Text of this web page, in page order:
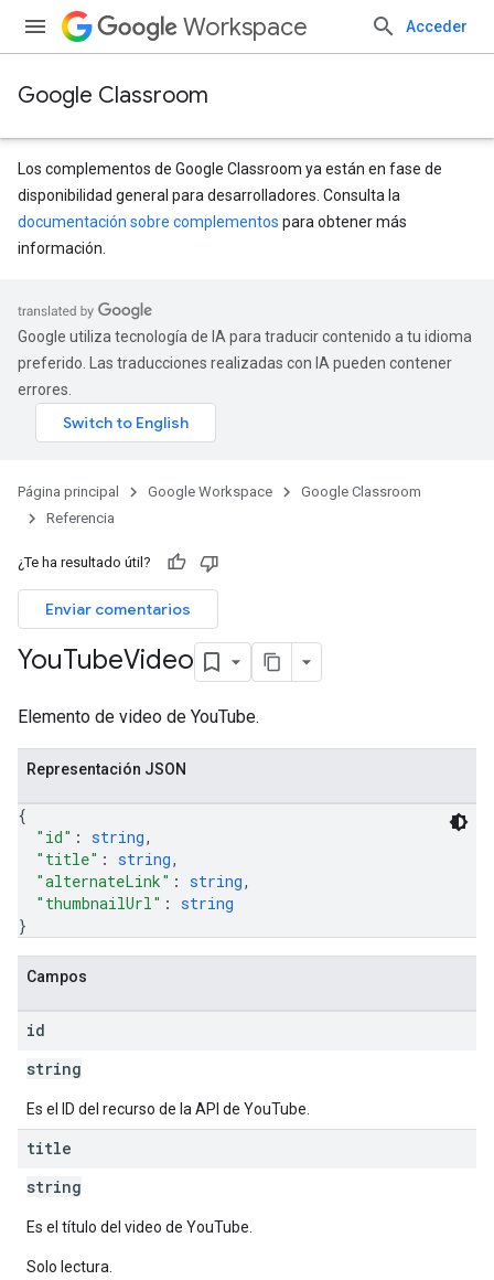
Workspace Acceder
Google Classroom
Los complementos de Google Classroom ya están en fase de
disponibilidad general para desarrolladores. Consulta la
documentación sobre complementos para obtener más
información.
Google utiliza tecnología de IA para traducir contenido a tu idioma
preferido. Las traducciones realizadas con IA pueden contener
errores.
Página principal Google Workspace
Google Classroom
Referencia
¿Te ha resultado útil?
Enviar comentarios
YouTubeVideo
Elemento de video de YouTube.
Representación JSON
{
"id" : string,
"title" : string,
"alternateLink" : string,
"thumbnailUrl" : string
}
Campos
id
string
Es el ID del recurso de la API de YouTube.
title
string
Es el título del video de YouTube.
Solo lectura.